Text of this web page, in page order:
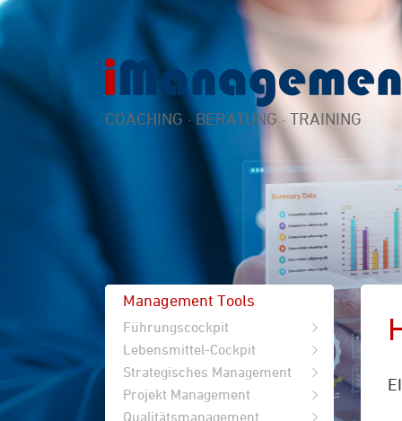
COACHING · BERATUNG · TRAINING
Management Tools
Führungscockpit
Lebensmittel-Cockpit
Strategisches Management
Projekt Management
Qualitätsmanagement